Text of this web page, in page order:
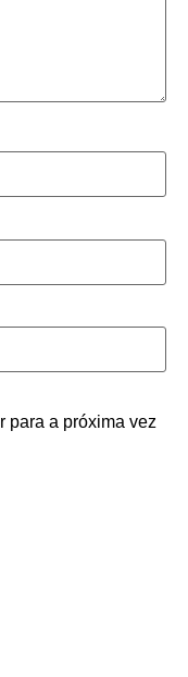
para a próxima vez